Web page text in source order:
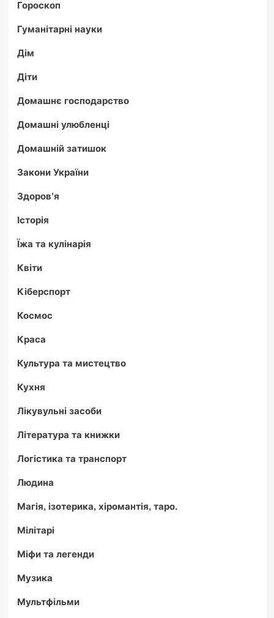
Гороскоп
Гуманітарні науки
Дім
Діти
Домашнє господарство
Домашні улюбленці
Домашній затишок
Закони України
Здоров'я
Історія
Їжа та кулінарія
Квіти
Кіберспорт
Космос
Краса
Культура та мистецтво
Кухня
Лікувульні засоби
Література та книжки
Логістика та транспорт
Людина
Магія, ізотерика, хіромантія, таро.
Мілітарі
Міфи та легенди
Музика
Мультфільми